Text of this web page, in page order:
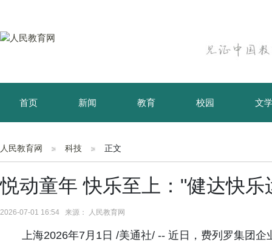
首页 新闻 教育 校园 文
育儿 资讯
人民教育网 科技 正文
悦动童年 快乐至上："健达快
2026-07-01 16:54 来源： 人民教育网
上海2026年7月1日 /美通社/ -- 近日，费列罗集团